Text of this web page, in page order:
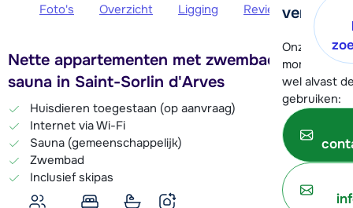
verder!
Onze
moment
wel alvast
gebruiken:
Foto's Overzicht Ligging Reviews
Nette appartementen met zwembad en
sauna in Saint-Sorlin d'Arves
Huisdieren toegestaan (op aanvraag)
Internet via Wi-Fi
Sauna (gemeenschappelijk)
Zwembad
Inclusief skipas